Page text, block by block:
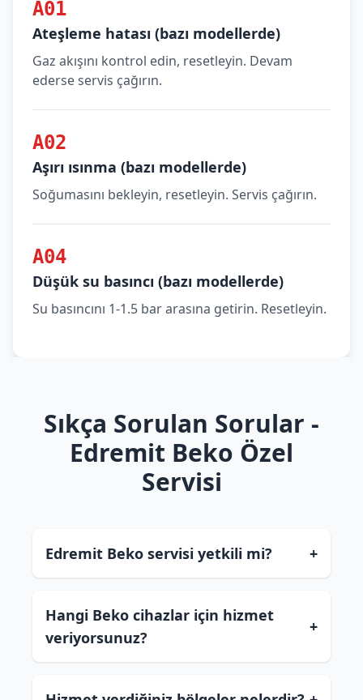
A01
Ateşleme hatası (bazı modellerde)
Gaz akışını kontrol edin, resetleyin. Devam
ederse servis çağırın.
A02
Aşırı ısınma (bazı modellerde)
Soğumasını bekleyin, resetleyin. Servis çağırın.
A04
Düşük su basıncı (bazı modellerde)
Su basıncını 1-1.5 bar arasına getirin. Resetleyin.
Sıkça Sorulan Sorular -
Edremit Beko Özel
Servisi
Edremit Beko servisi yetkili mi? +
Hangi Beko cihazlar için hizmet
veriyorsunuz?
+